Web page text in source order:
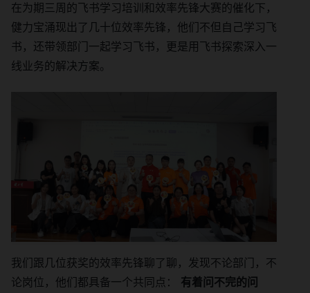
在为期三周的飞书学习培训和效率先锋大赛的催化下，
健力宝涌现出了几十位效率先锋，他们不但自己学习飞
书，还带领部门一起学习飞书，更是用飞书探索深入一
线业务的解决方案。
我们跟几位获奖的效率先锋聊了聊，发现不论部门，不
论岗位，他们都具备一个共同点： 有着问不完的问